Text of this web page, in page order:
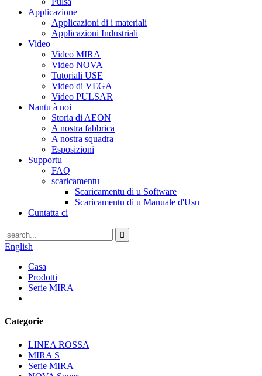
Applicazione
Applicazioni di i materiali
Applicazioni Industriali
Video
Video MIRA
Video NOVA
Tutoriali USE
Video di VEGA
Video PULSAR
Nantu à noi
Storia di AEON
A nostra fabbrica
A nostra squadra
Esposizioni
Supportu
FAQ
scaricamentu
Scaricamentu di u Software
Scaricamentu di u Manuale d'Usu
Cuntatta ci
English
Casa
Prodotti
Serie MIRA
Categorie
LINEA ROSSA
MIRA S
Serie MIRA